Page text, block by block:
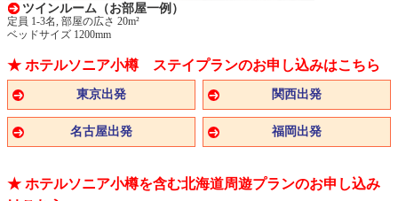
ツインルーム（お部屋一例）
定員 1-3名, 部屋の広さ 20m²
ベッドサイズ 1200mm
★ ホテルソニア小樽 ステイプランのお申し込みはこちら
東京出発 関西出発
名古屋出発 福岡出発
★ ホテルソニア小樽を含む北海道周遊プランのお申し込み